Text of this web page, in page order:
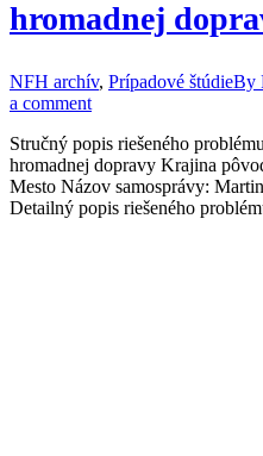
hromadnej
NFH archív, Prípadové štúdieBy
a comment
Stručný popis riešeného
hromadnej dopravy Krajina
Mesto Názov samosprávy:
Detailný popis riešeného